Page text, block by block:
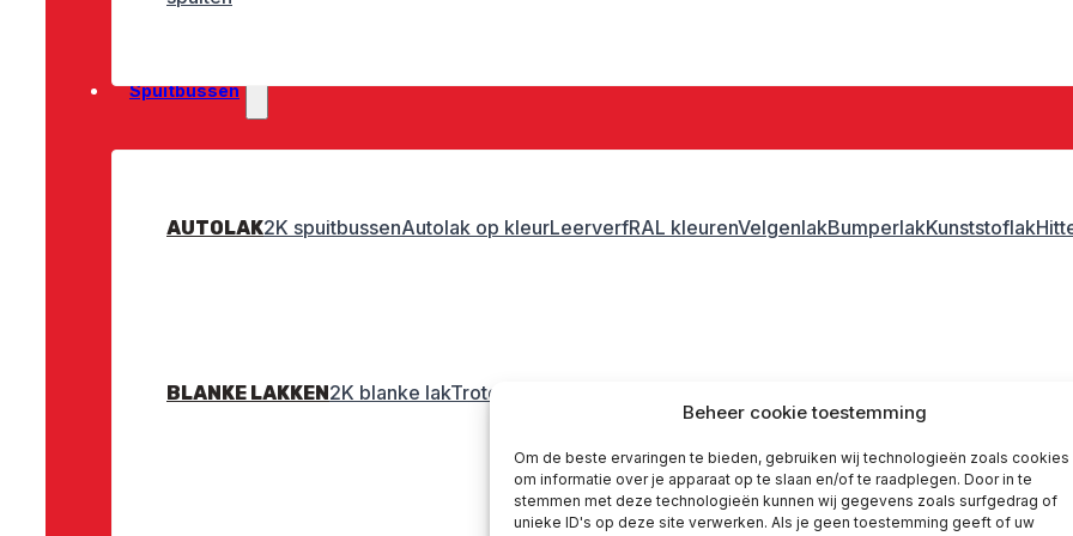
Beheer cookie toestemming
Om de beste ervaringen te bieden, gebruiken wij technologieën zoals cookies
om informatie over je apparaat op te slaan en/of te raadplegen. Door in te
stemmen met deze technologieën kunnen wij gegevens zoals surfgedrag of
unieke ID's op deze site verwerken. Als je geen toestemming geeft of uw
Spuitbussen
AUTOLAK2K spuitbussenAutolak op kleurLeerverfRAL kleurenVelgenlakBumperlakKunststoflak
BLANKE LAKKEN2K blanke lakTroton blank lak